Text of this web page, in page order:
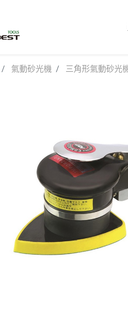
其他
氣動砂光機 三角形氣動砂光